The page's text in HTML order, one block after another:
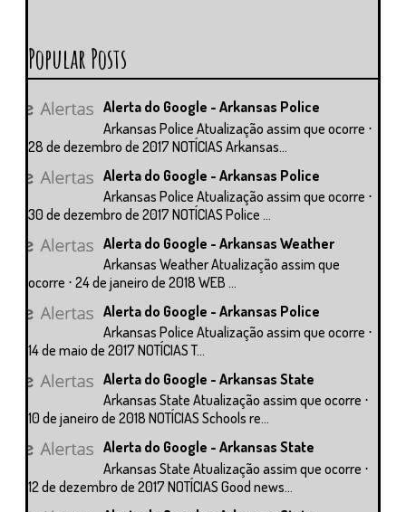
Popular Posts
Alerta do Google - Arkansas Police
Arkansas Police Atualização assim que ocorre ⋅
28 de dezembro de 2017 NOTÍCIAS Arkansas...
Alerta do Google - Arkansas Police
Arkansas Police Atualização assim que ocorre ⋅
30 de dezembro de 2017 NOTÍCIAS Police ...
Alerta do Google - Arkansas Weather
Arkansas Weather Atualização assim que
ocorre ⋅ 24 de janeiro de 2018 WEB ...
Alerta do Google - Arkansas Police
Arkansas Police Atualização assim que ocorre ⋅
14 de maio de 2017 NOTÍCIAS T...
Alerta do Google - Arkansas State
Arkansas State Atualização assim que ocorre ⋅
10 de janeiro de 2018 NOTÍCIAS Schools re...
Alerta do Google - Arkansas State
Arkansas State Atualização assim que ocorre ⋅
12 de dezembro de 2017 NOTÍCIAS Good news...